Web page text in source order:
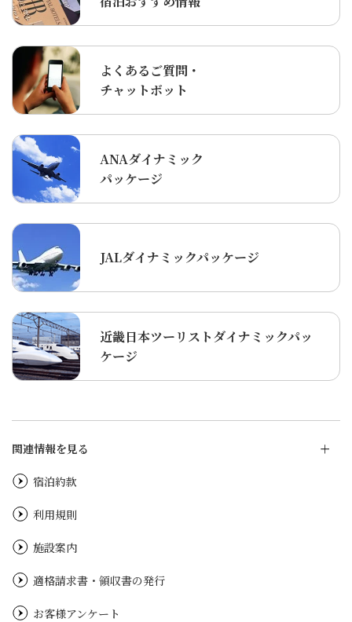
よくあるご質問・
チャットボット
ANAダイナミック
パッケージ
JALダイナミックパッケージ
近畿日本ツーリストダイナミックパッ
ケージ
関連情報を見る
宿泊約款
利用規則
施設案内
適格請求書・領収書の発行
お客様アンケート